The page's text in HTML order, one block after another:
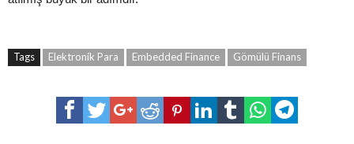
Tags Elektronik Para Embedded Finance Gömülü Finans